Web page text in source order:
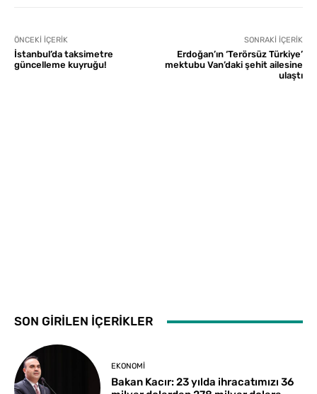
ÖNCEKI İÇERIK
İstanbul’da taksimetre
güncelleme kuyruğu!
SONRAKI İÇERIK
Erdoğan’ın ‘Terörsüz Türkiye’
mektubu Van’daki şehit ailesine
ulaştı
SON GİRİLEN İÇERİKLER
EKONOMI
Bakan Kacır: 23 yılda ihracatımızı 36